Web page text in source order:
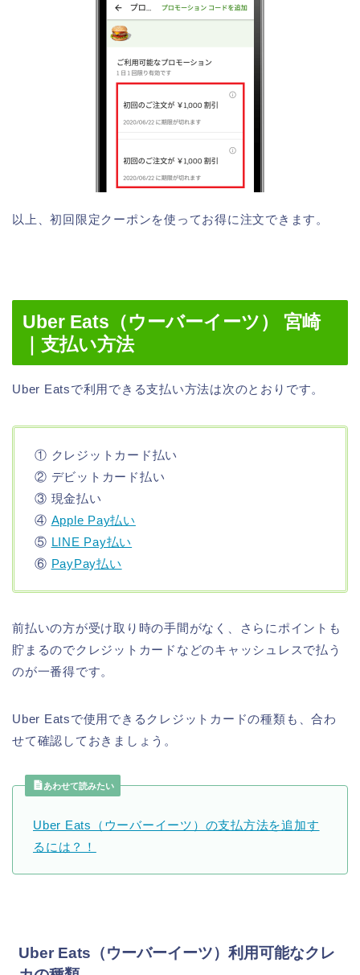
以上、初回限定クーポンを使ってお得に注文できます。
Uber Eats（ウーバーイーツ） 宮崎
｜支払い方法
Uber Eatsで利用できる支払い方法は次のとおりです。
① クレジットカード払い
② デビットカード払い
③ 現金払い
④ Apple Pay払い
⑤ LINE Pay払い
⑥ PayPay払い
前払いの方が受け取り時の手間がなく、さらにポイントも
貯まるのでクレジットカードなどのキャッシュレスで払う
のが一番得です。
Uber Eatsで使用できるクレジットカードの種類も、合わ
せて確認しておきましょう。
あわせて読みたい
Uber Eats（ウーバーイーツ）の支払方法を追加す
るには？！
Uber Eats（ウーバーイーツ）利用可能なクレ